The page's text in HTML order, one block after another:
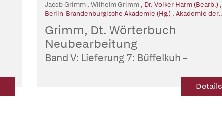
Jacob Grimm , Wilhelm Grimm , Dr. Volker Harm (Bearb.) ,
Berlin-Brandenburgische Akademie (Hg.) , Akademie der
Grimm, Dt. Wörterbuch
Neubearbeitung
Band V: Lieferung 7: Büffelkuh –
Details